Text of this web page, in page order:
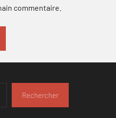
commentaire.
Rechercher